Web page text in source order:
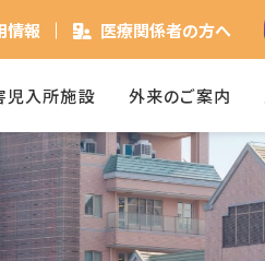
情報 医療関係者の方へ
児入所施設 外来のご案内